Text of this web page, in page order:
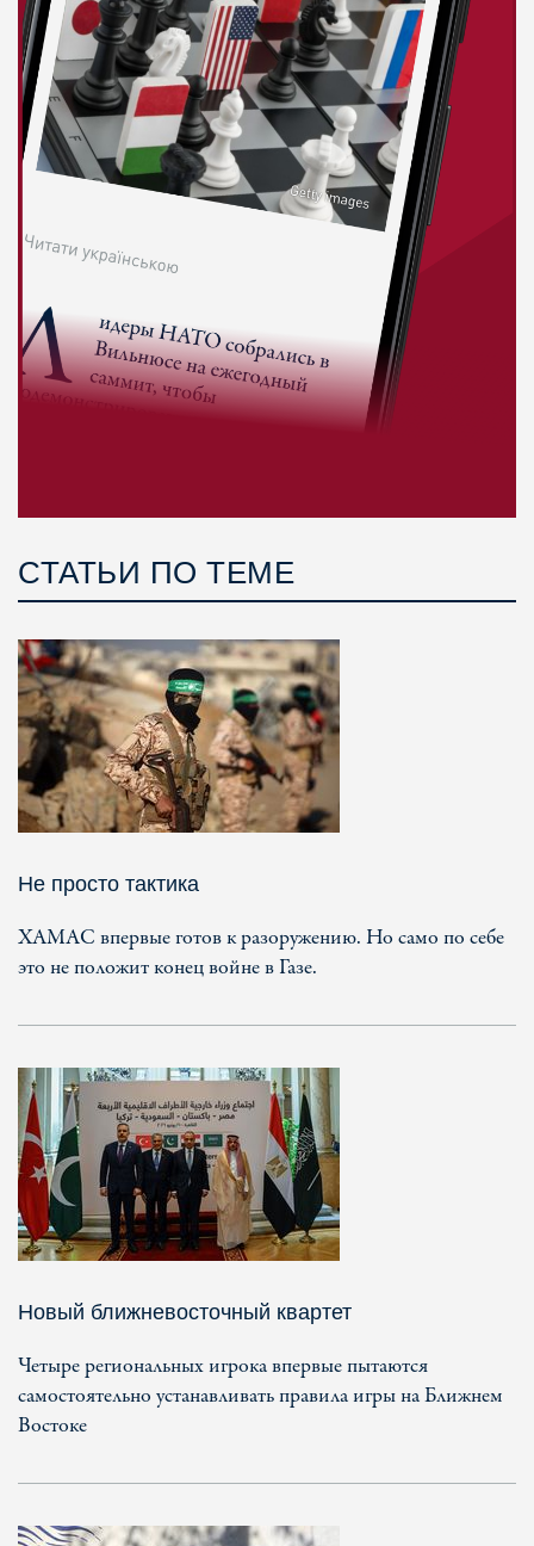
СТАТЬИ ПО ТЕМЕ
Не просто тактика
ХАМАС впервые готов к разоружению. Но само по себе
это не положит конец войне в Газе.
Новый ближневосточный квартет
Четыре региональных игрока впервые пытаются
самостоятельно устанавливать правила игры на Ближнем
Востоке